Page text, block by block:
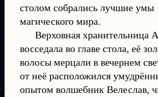
столом собрались лучшие умы
магического мира.
Верховная хранительница
восседала во главе стола, её
волосы мерцали в вечернем
от неё расположился
опытом волшебник Велеслав,